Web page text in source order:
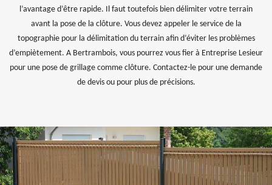
l’avantage d’être rapide. Il faut toutefois bien délimiter votre terrain
avant la pose de la clôture. Vous devez appeler le service de la
topographie pour la délimitation du terrain afin d’éviter les problèmes
d’empiètement. A Bertrambois, vous pourrez vous fier à Entreprise Lesieur
pour une pose de grillage comme clôture. Contactez-le pour une demande
de devis ou pour plus de précisions.